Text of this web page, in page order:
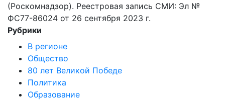
(Роскомнадзор). Реестровая запись СМИ: Эл №
ФС77-86024 от 26 сентября 2023 г.
Рубрики
В регионе
Общество
80 лет Великой Победе
Политика
Образование